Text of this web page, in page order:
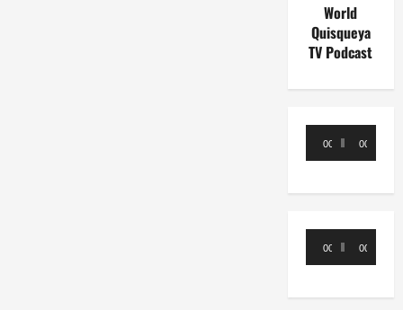
World
Quisqueya
TV Podcast
Reproductor
de
00:00 00:00
Reproductor
de
00:00 00:00